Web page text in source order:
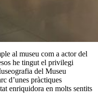
al museu com a actor del
he tingut el privilegi
del Museu
d’unes pràctiques
enriquidora en molts sentits